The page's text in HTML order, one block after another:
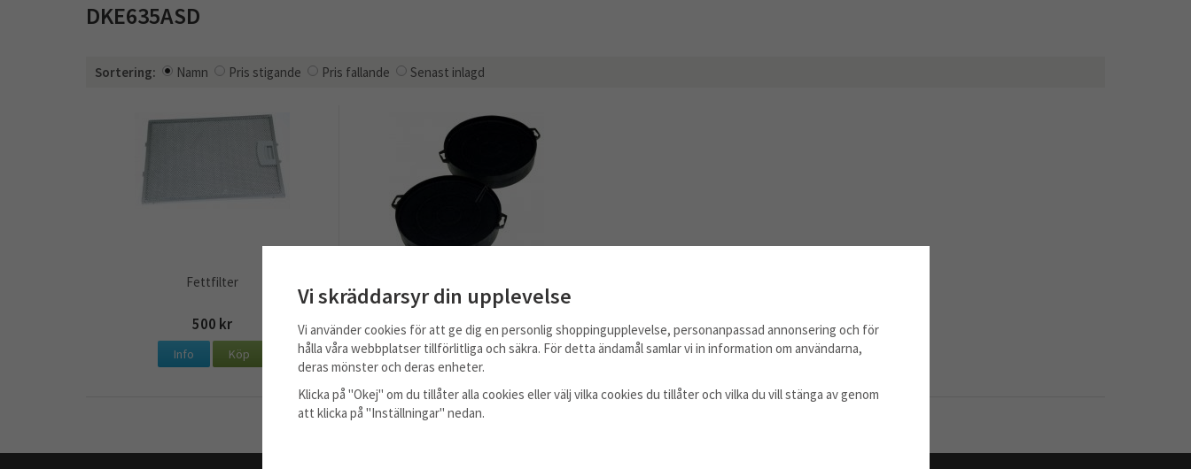
DKE635ASD
Sortering: Namn Pris stigande Pris fallande Senast inlagd
Fettfilter
500 kr
Info Köp
DHZ5145/DHZ5140
599 kr
Info Köp
Vi skräddarsyr din upplevelse
Vi använder cookies för att ge dig en personlig shoppingupplevelse, personanpassad annonsering och för
hålla våra webbplatser tillförlitliga och säkra. För detta ändamål samlar vi in information om användarna,
deras mönster och deras enheter.
Klicka på "Okej" om du tillåter alla cookies eller välj vilka cookies du tillåter och vilka du vill stänga av genom
att klicka på "Inställningar" nedan.